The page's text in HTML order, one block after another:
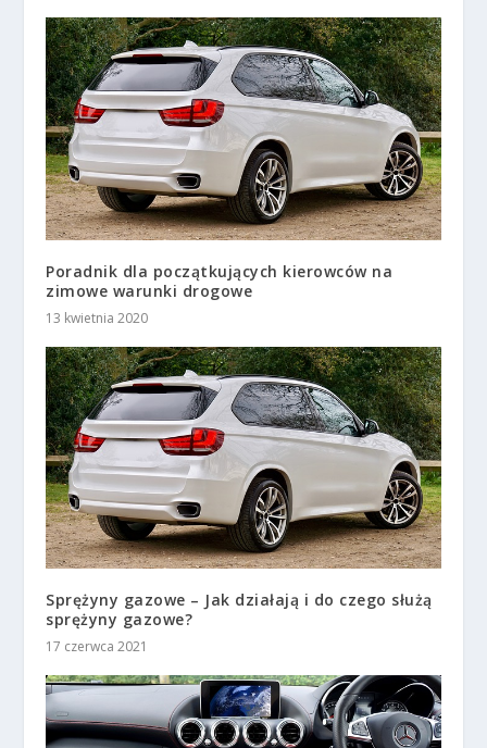
Poradnik dla początkujących kierowców na
zimowe warunki drogowe
13 kwietnia 2020
Sprężyny gazowe – Jak działają i do czego służą
sprężyny gazowe?
17 czerwca 2021